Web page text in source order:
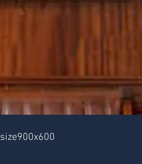
size900x600